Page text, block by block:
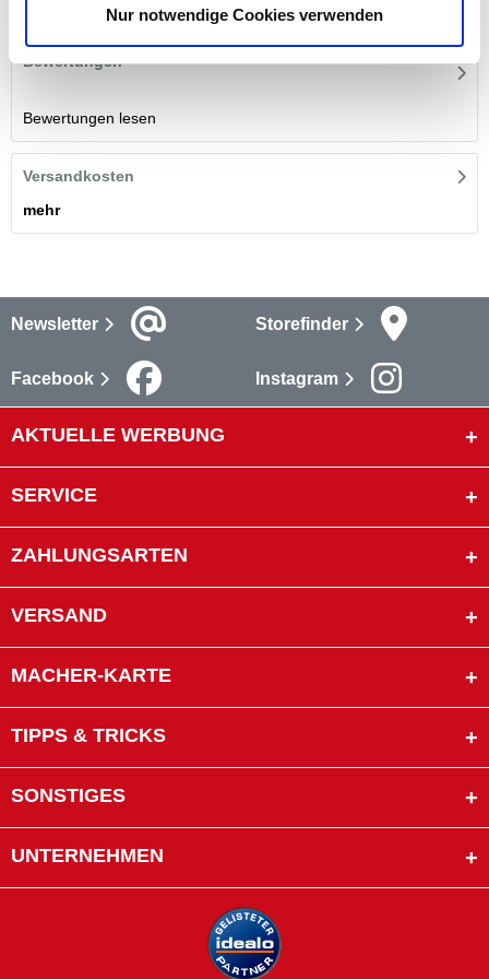
Nur notwendige Cookies verwenden
Bewertungen
Bewertungen lesen
Versandkosten
mehr
Newsletter Storefinder
Facebook Instagram
AKTUELLE WERBUNG
SERVICE
ZAHLUNGSARTEN
VERSAND
MACHER-KARTE
TIPPS & TRICKS
SONSTIGES
UNTERNEHMEN